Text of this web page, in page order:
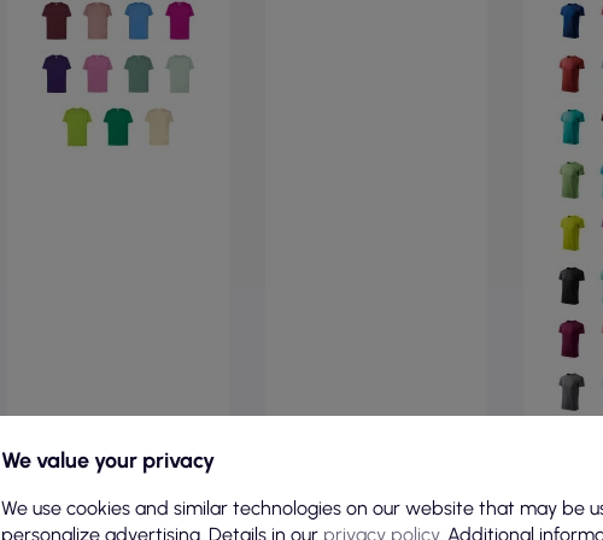
SICHT SICHT
We value your privacy
We use cookies and similar technologies on our website that may be
personalize advertising. Details in our privacy policy. Additional